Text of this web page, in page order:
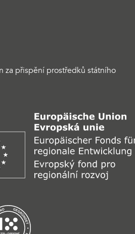
za přispění prostředků státního